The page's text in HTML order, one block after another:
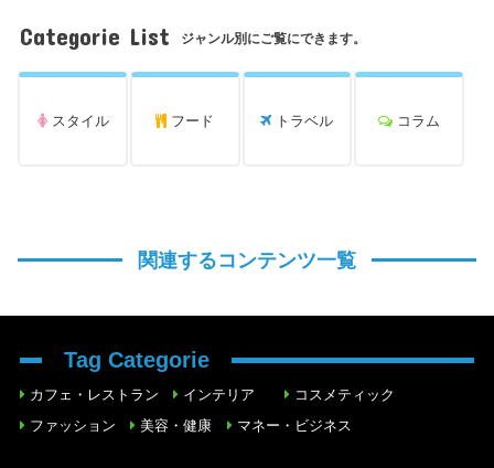
Categorie List ジャンル別にご覧にできます。
スタイル フード トラベル コラム
関連するコンテンツ一覧
Tag Categorie
カフェ・レストラン インテリア
コスメティック
ファッション
美容・健康 マネー・ビジネス